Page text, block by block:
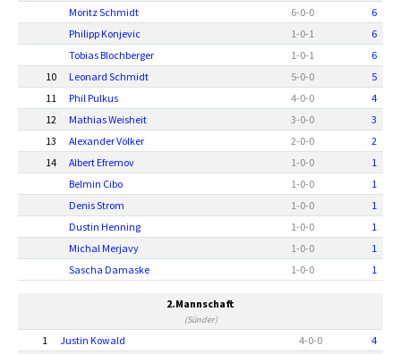
Moritz Schmidt
6-0-0
6
Philipp Konjevic
1-0-1
6
Tobias Blochberger
1-0-1
6
10
Leonard Schmidt 5-0-0
5
11
Phil Pulkus 4-0-0
4
12
Mathias Weisheit 3-0-0
3
13
Alexander Völker 2-0-0
2
14
Albert Efremov 1-0-0
1
Belmin Cibo
1-0-0
1
Denis Strom
1-0-0
1
Dustin Henning
1-0-0
1
Michal Merjavy
1-0-0
1
Sascha Damaske
1-0-0 1
2.Mannschaft
(Sünder)
1 Justin Kowald 4-0-0
4